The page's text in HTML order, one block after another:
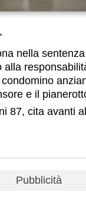
nella
alla
e il
87, cita avanti
Pubblicità